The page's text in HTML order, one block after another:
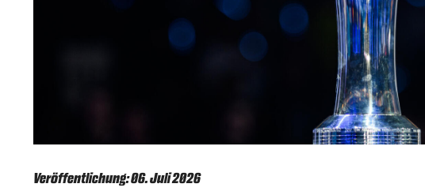
Veröffentlichung: 06. Juli 2026